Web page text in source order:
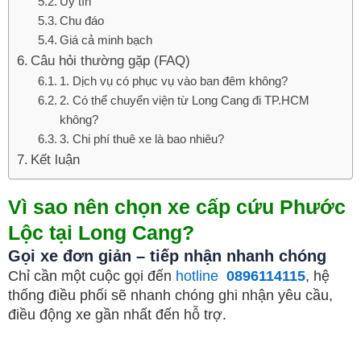
Chu đáo
Giá cả minh bạch
Câu hỏi thường gặp (FAQ)
1. Dịch vụ có phục vụ vào ban đêm không?
2. Có thể chuyển viện từ Long Cang đi TP.HCM
không?
3. Chi phí thuê xe là bao nhiêu?
Kết luận
Vì sao nên chọn xe cấp cứu Phước
Lộc tại Long Cang?
Gọi xe đơn giản – tiếp nhận nhanh chóng
Chỉ cần một cuộc gọi đến hotline 0896114115, hệ
thống điều phối sẽ nhanh chóng ghi nhận yêu cầu,
điều động xe gần nhất đến hỗ trợ.